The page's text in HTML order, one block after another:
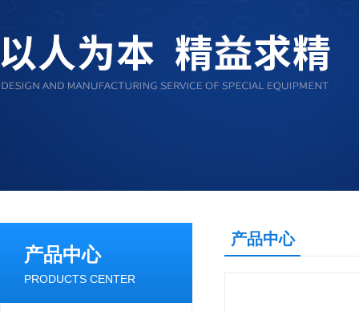
产品中心
PRODUCTS CENTER
产品中心